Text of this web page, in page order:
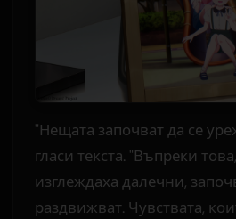
"Нещата започват да се
гласи текста. "Въпреки
изглеждаха далечни,
раздвижват. Чувствата,